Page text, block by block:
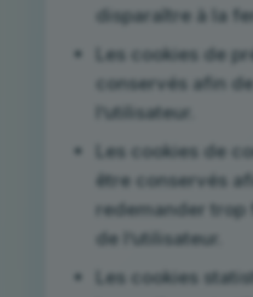
disparaître à la
Les cookies de
conservés afin
l’utilisateur.
Les cookies de
être conservés
redemander
de l’utilisateur.
Les cookies